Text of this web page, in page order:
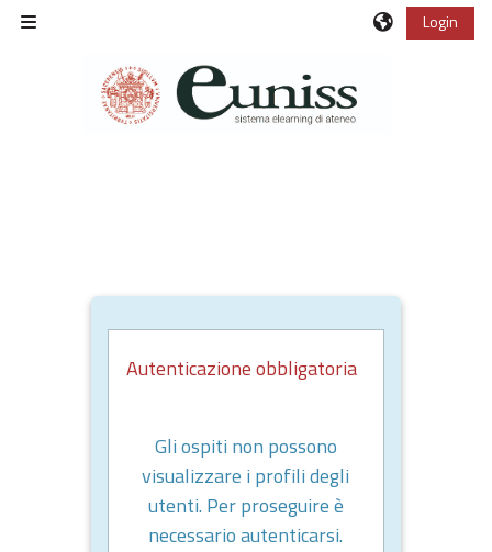
Vai al contenuto principale
Login
Autenticazione obbligatoria
Gli ospiti non possono
visualizzare i profili degli
utenti. Per proseguire è
necessario autenticarsi.